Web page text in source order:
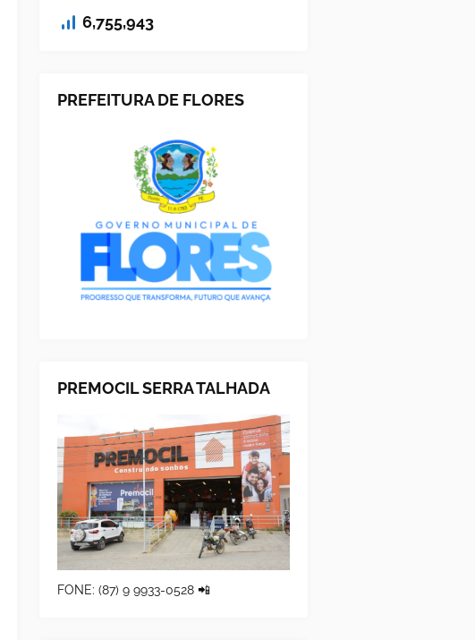
6,755,943
PREFEITURA DE FLORES
PREMOCIL SERRA TALHADA
FONE: (87) 9 9933-0528 📲